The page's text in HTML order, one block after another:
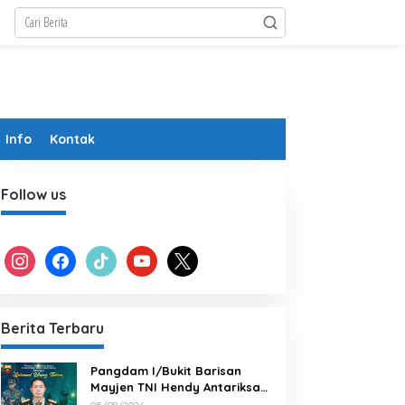
Info Kontak
Follow us
instagram facebook tiktok youtube x
Berita Terbaru
Pangdam I/Bukit Barisan
Mayjen TNI Hendy Antariksa